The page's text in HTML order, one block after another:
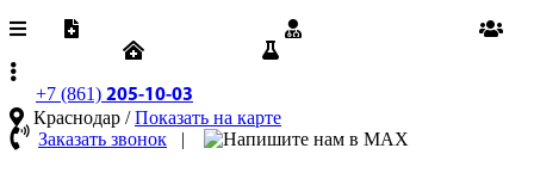
+7 (861) 205-10-03
Краснодар /Показать на карте
Заказать звонок |